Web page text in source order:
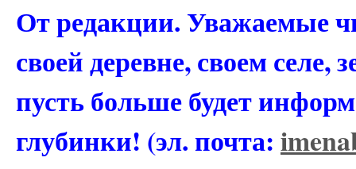
От редакции. Уважаемые
своей деревне, своем селе,
пусть больше будет
глубинки! (эл. почта: